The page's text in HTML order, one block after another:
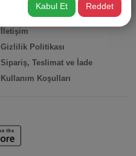
İletişim
Gizlilik Politikası
Sipariş, Teslimat ve İade
Kullanım Koşulları
Kabul Et Reddet